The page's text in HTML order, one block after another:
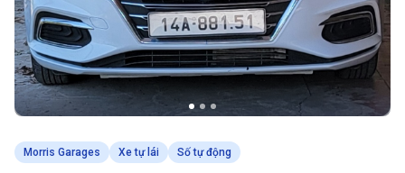
Morris Garages Xe tự lái Số tự động